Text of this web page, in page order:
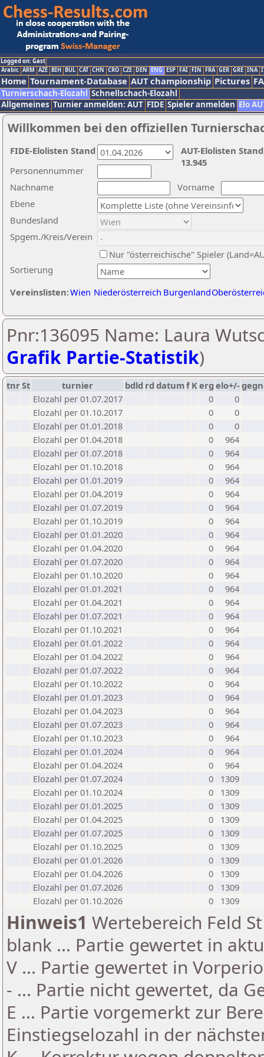
Logged on: Gast
Arabic ARM AZE BIH BUL CAT CHN CRO CZE DEN ENG ESP FAI FIN FRA GER GRE INA
Home Tournament-Database AUT championship Pictures
Turnierschach-Elozahl Schnellschach-Elozahl
Allgemeines Turnier anmelden: AUT FIDE Spieler anmelden Elo
Willkommen bei den offiziellen
Nachname
Vorname
Ebene
Sortierung
Personennummer
Bundesland
Spgem./Kreis/Verein
Nur "österreichische" Spieler
Vereinslisten:Wien Niederösterreich Burgenland
AUT-Elolisten
13.945
FIDE-Elolisten Stand
Pnr:136095 Name: Laura
Grafik Partie-Statistik)
tnrSt turnier bdld rd datumf Kerg elo+/-
Elozahl per 01.07.2017
0
0
Elozahl per 01.10.2017
0
0
Elozahl per 01.01.2018
0
0
Elozahl per 01.04.2018
0
964
Elozahl per 01.07.2018
0
964
Elozahl per 01.10.2018
0
964
Elozahl per 01.01.2019
0
964
Elozahl per 01.04.2019
0
964
Elozahl per 01.07.2019
0
964
Elozahl per 01.10.2019
0
964
Elozahl per 01.01.2020
0
964
Elozahl per 01.04.2020
0
964
Elozahl per 01.07.2020
0
964
Elozahl per 01.10.2020
0
964
Elozahl per 01.01.2021
0
964
Elozahl per 01.04.2021
0
964
Elozahl per 01.07.2021
0
964
Elozahl per 01.10.2021
0
964
Elozahl per 01.01.2022
0
964
Elozahl per 01.04.2022
0
964
Elozahl per 01.07.2022
0
964
Elozahl per 01.10.2022
0
964
Elozahl per 01.01.2023
0
964
Elozahl per 01.04.2023
0
964
Elozahl per 01.07.2023
0
964
Elozahl per 01.10.2023
0
964
Elozahl per 01.01.2024
0
964
Elozahl per 01.04.2024
0
964
Elozahl per 01.07.2024
0
1309
Elozahl per 01.10.2024
0
1309
Elozahl per 01.01.2025
0
1309
Elozahl per 01.04.2025
0
1309
Elozahl per 01.07.2025
0
1309
Elozahl per 01.10.2025
0
1309
Elozahl per 01.01.2026
0
1309
Elozahl per 01.04.2026
0
1309
Elozahl per 01.07.2026
0
1309
Elozahl per 01.10.2026
0 1309
Hinweis1 Wertebereich Feld
blank ... Partie gewertet in
V ... Partie gewertet in
- ... Partie nicht gewertet, da
E ... Partie vorgemerkt zur
Einstiegselozahl in der